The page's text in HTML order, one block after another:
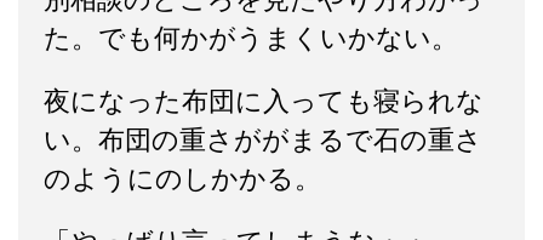
た。でも何かがうまくいかない。
夜になった布団に入っても寝られな
い。布団の重さががまるで石の重さ
のようにのしかかる。